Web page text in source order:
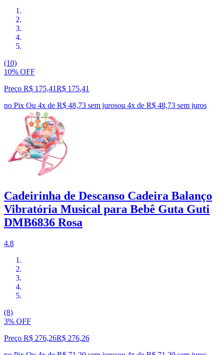
(10)
10% OFF
Preço R$ 175,41R$ 175,41
no Pix Ou 4x de R$ 48,73 sem jurosou 4x de R$ 48,73 sem juros
Cadeirinha de Descanso Cadeira Balanço
Vibratória Musical para Bebê Guta Guti
DMB6836 Rosa
4.8
(8)
3% OFF
Preço R$ 276,26R$ 276,26